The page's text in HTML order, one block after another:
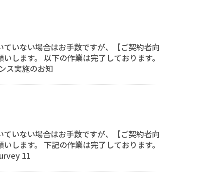
いない場合はお手数ですが、【ご契約者向
します。 以下の作業は完了しております。
ス実施のお知
いない場合はお手数ですが、【ご契約者向
します。 下記の作業は完了しております。
11